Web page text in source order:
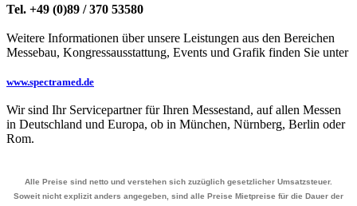
Tel. +49 (0)89 / 370 53580
Weitere Informationen über unsere Leistungen aus den Bereichen
Messebau, Kongressausstattung, Events und Grafik finden Sie unter
www.spectramed.de
Wir sind Ihr Servicepartner für Ihren Messestand, auf allen Messen
in Deutschland und Europa, ob in München, Nürnberg, Berlin oder
Rom.
Alle Preise sind netto und verstehen sich zuzüglich gesetzlicher Umsatzsteuer.
Soweit nicht explizit anders angegeben, sind alle Preise Mietpreise für die Dauer der